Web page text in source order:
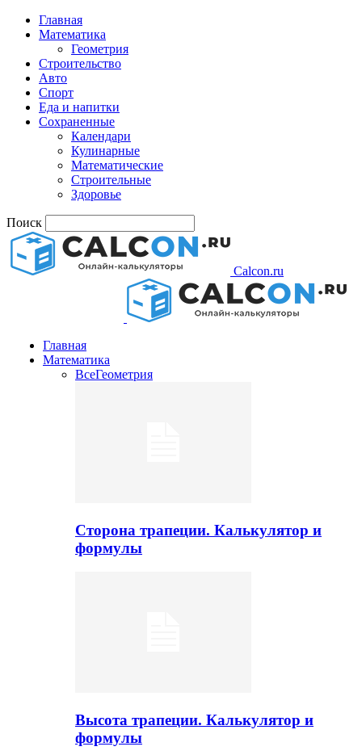
Главная
Математика
Геометрия
Строительство
Авто
Спорт
Еда и напитки
Сохраненные
Календари
Кулинарные
Математические
Строительные
Здоровье
Поиск
Calcon.ru
Главная
Математика
ВсеГеометрия
Сторона трапеции. Калькулятор и
формулы
Высота трапеции. Калькулятор и
формулы